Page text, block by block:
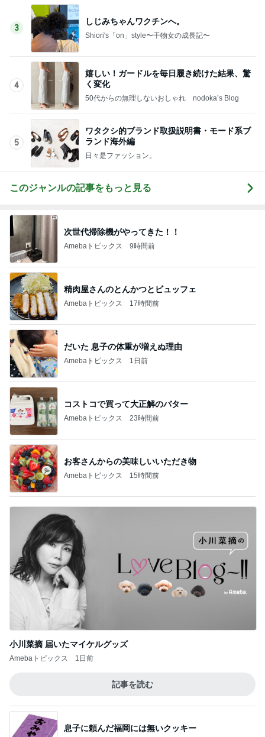
3
しじみちゃんワクチンへ。
Shiori's「on」style〜干物女の成長記〜
4
嬉しい！ガードルを毎日履き続けた結果、驚
く変化
50代からの無理しないおしゃれ nodoka’s Blog
5
ワタクシ的ブランド取扱説明書・モード系ブ
ランド海外編
日々是ファッション。
このジャンルの記事をもっと見る
次世代掃除機がやってきた！！
Amebaトピックス 9時間前
精肉屋さんのとんかつとビュッフェ
Amebaトピックス 17時間前
だいた 息子の体重が増えぬ理由
Amebaトピックス 1日前
コストコで買って大正解のバター
Amebaトピックス 23時間前
お客さんからの美味しいいただき物
Amebaトピックス 15時間前
小川菜摘 届いたマイケルグッズ
Amebaトピックス 1日前
記事を読む
息子に頼んだ福岡には無いクッキー